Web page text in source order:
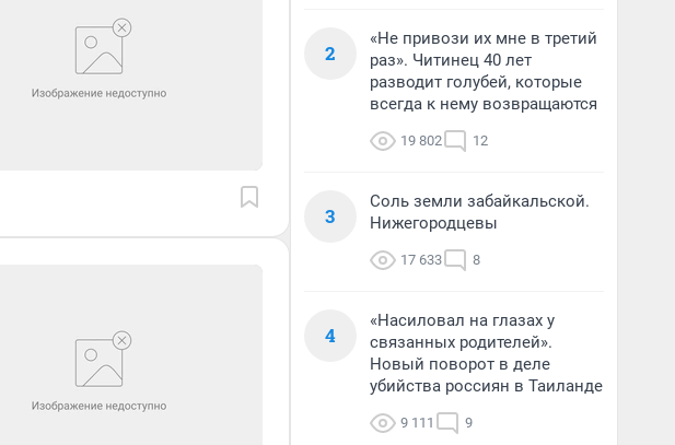
2
«Не привози их мне в третий
раз». Читинец 40 лет
разводит голубей, которые
всегда к нему возвращаются
19 802 12
3
Соль земли забайкальской.
Нижегородцевы
17 633 8
4
«Насиловал на глазах у
связанных родителей».
Новый поворот в деле
убийства россиян в Таиланде
9 111 9